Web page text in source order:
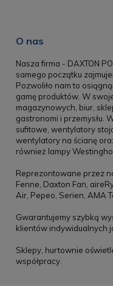
O nas
Nasza firma - DAXTON
samego początku
Pozwoliło nam to
gamę produktów. W
magazynowych, biur,
gastronomi i przemysłu.
sufitowe, wentylatory
wentylatory na ścianę
również lampy
Reprezontowane przez
Fenne, Daxton Fan,
Air, Pepeo, Serien, AMA
Gwarantujemy szybką
klientów indywidualnych
Sklepy, hurtownie
współpracy.